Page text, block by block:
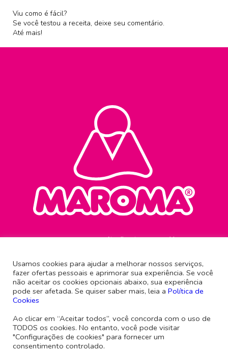
Viu como é fácil?
Se você testou a receita, deixe seu comentário.
Até mais!
Atendimento ao consumidor
Rua Antônio Imhof, 61
Brusque - Santa Catarina
CEP 88351-540
Siga a gente
Usamos cookies para ajudar a melhorar nossos serviços,
fazer ofertas pessoais e aprimorar sua experiência. Se você
não aceitar os cookies opcionais abaixo, sua experiência
pode ser afetada. Se quiser saber mais, leia a Política de
Cookies
Ao clicar em “Aceitar todos”, você concorda com o uso de
TODOS os cookies. No entanto, você pode visitar
"Configurações de cookies" para fornecer um
consentimento controlado.